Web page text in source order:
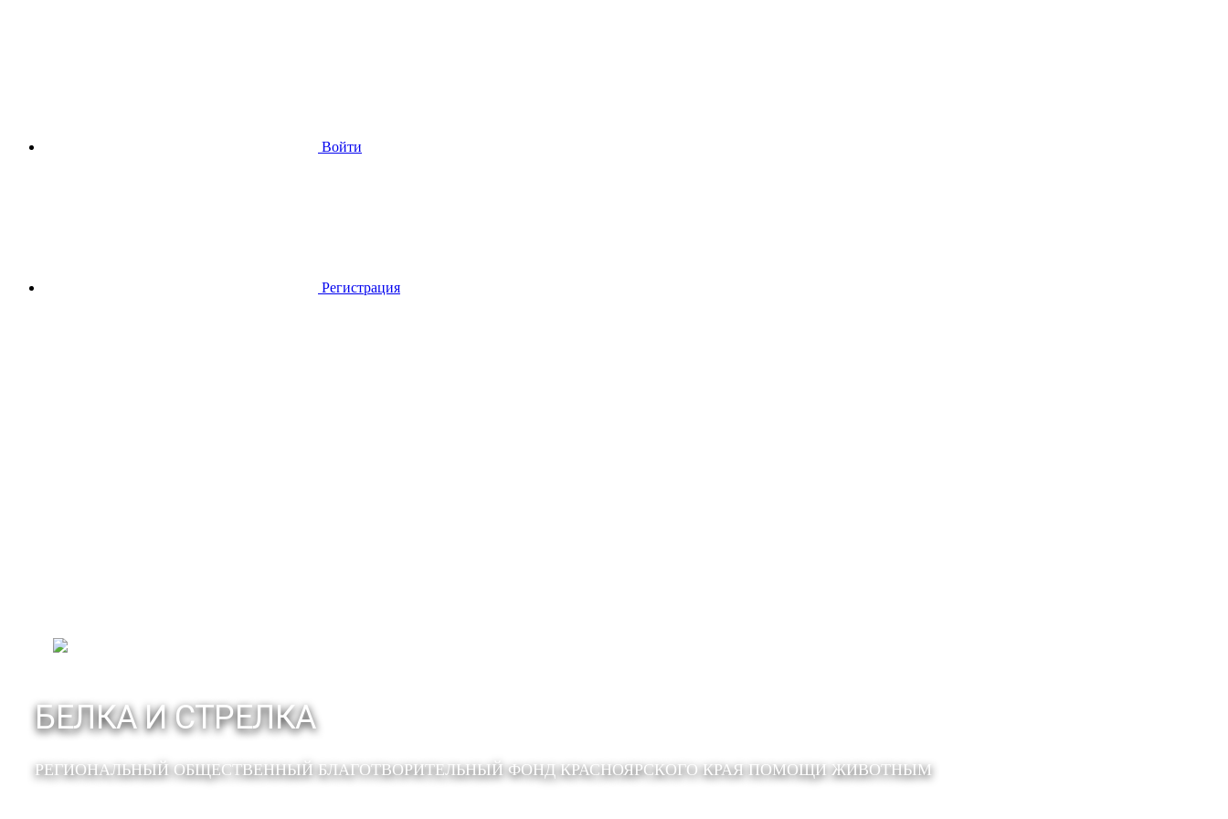
Войти
Регистрация
БЕЛКА И СТРЕЛКА
РЕГИОНАЛЬНЫЙ ОБЩЕСТВЕННЫЙ БЛАГОТВОРИТЕЛЬНЫЙ ФОНД КРАСНОЯРСКОГО КРАЯ ПОМОЩИ ЖИВОТНЫМ